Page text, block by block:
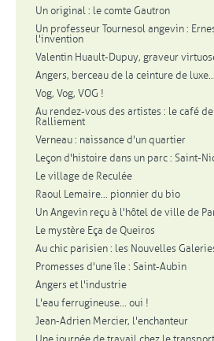
Un original : le comte Gautron
Un professeur Tournesol angevin :
l'invention
Valentin Huault-Dupuy, graveur
Angers, berceau de la ceinture de
Vog, Vog, VOG !
Au rendez-vous des artistes : le café
Ralliement
Verneau : naissance d'un quartier
Leçon d'histoire dans un parc : Saint-
Le village de Reculée
Raoul Lemaire... pionnier du bio
Un Angevin reçu à l'hôtel de ville de
Le mystère Eça de Queiros
Au chic parisien : les Nouvelles
Promesses d'une île : Saint-Aubin
Angers et l'industrie
L'eau ferrugineuse... oui !
Jean-Adrien Mercier, l'enchanteur